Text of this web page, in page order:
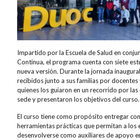
Impartido por la Escuela de Salud en
Continua, el programa cuenta con siete
nueva versión. Durante la jornada
recibidos junto a sus familias por
quienes los guiaron en un recorrido por las
sede y presentaron los objetivos del curso.
El curso tiene como propósito entregar
herramientas prácticas que permitan a los
desenvolverse como auxiliares de apoyo